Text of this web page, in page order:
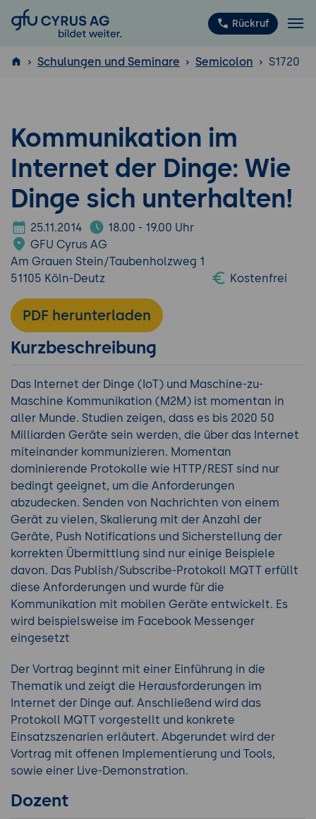
GFU Cyrus AG Rückruf
ISTQB
Schulungen und Seminare Semicolon S1720
Kommunikation im
Internet der Dinge: Wie
Dinge sich unterhalten!
25.11.2014
18.00 - 19.00 Uhr
GFU Cyrus AG
Am Grauen Stein/Taubenholzweg 1
51105 Köln-Deutz
Kostenfrei
PDF herunterladen
Kurzbeschreibung
Das Internet der Dinge (IoT) und Maschine-zu-
Maschine Kommunikation (M2M) ist momentan in
aller Munde. Studien zeigen, dass es bis 2020 50
Milliarden Geräte sein werden, die über das Internet
miteinander kommunizieren. Momentan
dominierende Protokolle wie HTTP/REST sind nur
bedingt geeignet, um die Anforderungen
abzudecken. Senden von Nachrichten von einem
Gerät zu vielen, Skalierung mit der Anzahl der
Geräte, Push Notifications und Sicherstellung der
korrekten Übermittlung sind nur einige Beispiele
davon. Das Publish/Subscribe-Protokoll MQTT erfüllt
diese Anforderungen und wurde für die
Kommunikation mit mobilen Geräte entwickelt. Es
wird beispielsweise im Facebook Messenger
eingesetzt
Der Vortrag beginnt mit einer Einführung in die
Thematik und zeigt die Herausforderungen im
Internet der Dinge auf. Anschließend wird das
Protokoll MQTT vorgestellt und konkrete
Einsatzszenarien erläutert. Abgerundet wird der
Vortrag mit offenen Implementierung und Tools,
sowie einer Live-Demonstration.
Dozent